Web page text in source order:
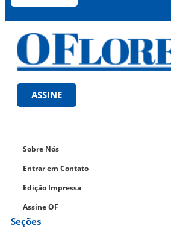
ASSINE
Sobre Nós
Entrar em Contato
Edição Impressa
Assine OF
Seções